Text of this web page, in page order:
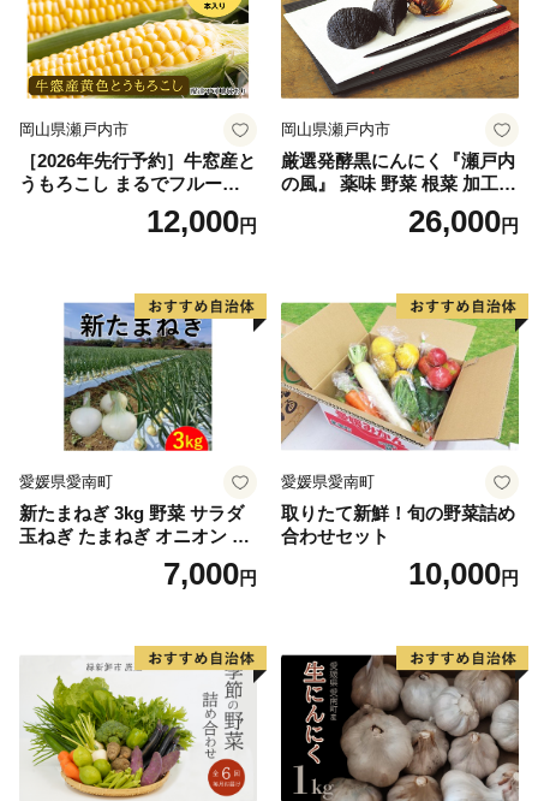
岡山県瀬戸内市
［2026年先行予約］牛窓産と
うもろこし まるでフルー
ツ！最高糖度25度超え 生で
甘い、茹でて美味い！ 黄色
12,000円
岡山県瀬戸内市
厳選発酵黒にんにく『瀬戸内
の風』 薬味 野菜 根菜 加工食
26,000円
愛媛県愛南町
新たまねぎ 3kg 野菜 サラダ
玉ねぎ たまねぎ オニオン シ
ルクオニオン スープ 煮物 カ
7,000円
愛媛県愛南町
取りたて新鮮！旬の野菜詰め
合わせセット
10,000円